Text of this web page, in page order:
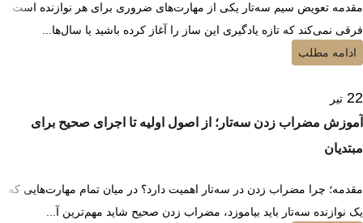
مقدمه تعویض سیم سه‌تار یکی از مهارت‌های ضروری برای هر نوازنده است.
فرقی نمی‌کند که تازه یادگیری این ساز را آغاز کرده باشید یا سال‌ها...
ادامه مطلب
22 تیر
آموزش مضراب زدن سه‌تار؛ از اصول اولیه تا اجرای صحیح برای
مبتدیان
مقدمه؛ چرا مضراب زدن در سه‌تار اهمیت دارد؟ در میان تمام مهارت‌هایی که
یک نوازنده سه‌تار باید بیاموزد، مضراب زدن صحیح شاید مهم‌ترین آ...